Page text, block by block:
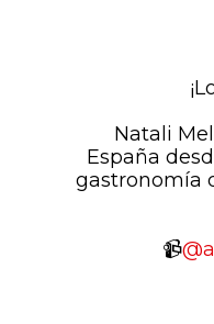
Natali
España
gastronomía
📹